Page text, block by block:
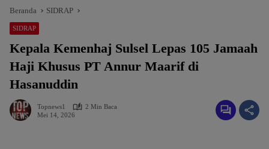
Beranda SIDRAP
SIDRAP
Kepala Kemenhaj Sulsel Lepas 105 Jamaah
Haji Khusus PT Annur Maarif di
Hasanuddin
Topnews1
2 Min Baca
Mei 14, 2026